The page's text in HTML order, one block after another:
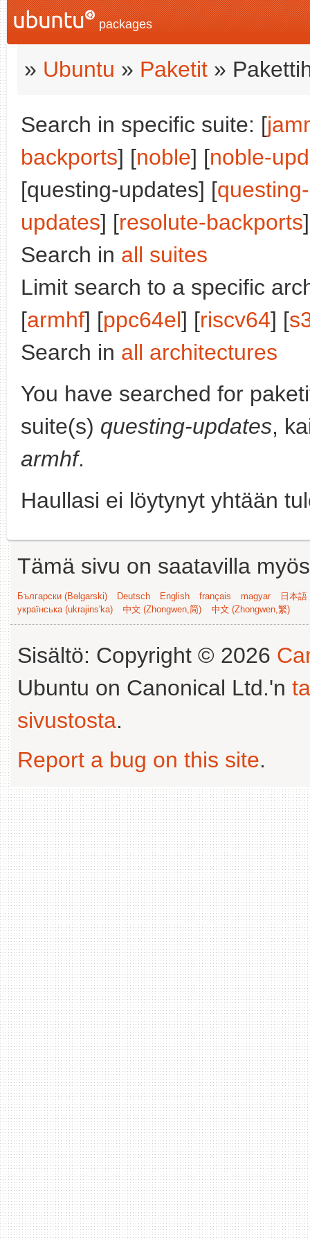
packages
» Ubuntu » Paketit »
Search in specific suite: [
backports] [noble] [noble-
[questing-updates] [
updates] [resolute-backports
Search in all suites
Limit search to a specific
[armhf] [ppc64el] [riscv64] [
Search in all architectures
You have searched for
suite(s) questing-updates,
armhf.
Haullasi ei löytynyt yhtään
Tämä sivu on saatavilla
Български (Bəlgarski) Deutsch English français magyar
日本
українська (ukrajins'ka)
中文 (Zhongwen,简) 中文 (Zhongwen,繁)
Sisältö: Copyright © 2026
Ubuntu on Canonical Ltd.'n
sivustosta.
Report a bug on this site.